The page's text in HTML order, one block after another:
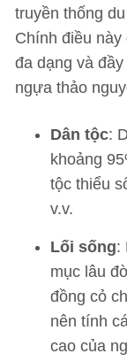
truyền thống
Chính điều
đa dạng và
ngựa thảo
Dân tộc:
khoảng
tộc thiểu
v.v.
Lối sống:
mục lâu
đồng cỏ
nên tính
cao của